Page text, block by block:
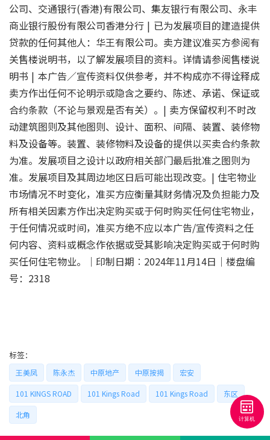
公司、交通银行(香港)有限公司、集友银行有限公司、永丰
商业银行股份有限公司香港分行 | 已为发展项目的建造提供
贷款的任何其他人：华王有限公司。卖方建议准买方参阅有
关售楼说明书，以了解发展项目的资料。详情请参阅售楼说
明书 | 本广告／宣传资料仅供参考，并不构成亦不得诠释成
卖方作出任何不论明示或隐含之要约、陈述、承诺、保证或
合约条款（不论与景观是否有关）。| 卖方保留权利不时改
动建筑图则及其他图则、设计、面积、间隔、装置、装修物
料及设备等。装置、装修物料及设备的提供以买卖合约条款
为准。发展项目之设计以政府相关部门最后批准之图则为
准。发展项目及其周边地区日后可能出现改变。| 住宅物业
市场情况不时变化，准买方应衡量其财务情况及负担能力及
所有相关因素方作出决定购买或于何时购买任何住宅物业，
于任何情况或时间，准买方绝不应以本广告/宣传资料之任
何内容、资料或概念作依据或受其影响决定购买或于何时购
买任何住宅物业。｜印制日期︰2024年11月14日｜楼盘编
号：2318
标签：
王美凤 陈永杰 中原地产 中原按揭 宏安
101 KINGS ROAD 101 Kings Road 101 Kings Road 东区
北角